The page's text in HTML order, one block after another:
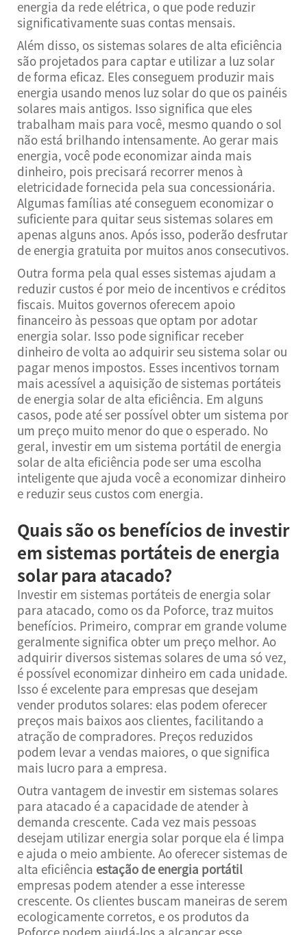
energia da rede elétrica, o que pode reduzir
significativamente suas contas mensais.
Além disso, os sistemas solares de alta eficiência
são projetados para captar e utilizar a luz solar
de forma eficaz. Eles conseguem produzir mais
energia usando menos luz solar do que os painéis
solares mais antigos. Isso significa que eles
trabalham mais para você, mesmo quando o sol
não está brilhando intensamente. Ao gerar mais
energia, você pode economizar ainda mais
dinheiro, pois precisará recorrer menos à
eletricidade fornecida pela sua concessionária.
Algumas famílias até conseguem economizar o
suficiente para quitar seus sistemas solares em
apenas alguns anos. Após isso, poderão desfrutar
de energia gratuita por muitos anos consecutivos.
Outra forma pela qual esses sistemas ajudam a
reduzir custos é por meio de incentivos e créditos
fiscais. Muitos governos oferecem apoio
financeiro às pessoas que optam por adotar
energia solar. Isso pode significar receber
dinheiro de volta ao adquirir seu sistema solar ou
pagar menos impostos. Esses incentivos tornam
mais acessível a aquisição de sistemas portáteis
de energia solar de alta eficiência. Em alguns
casos, pode até ser possível obter um sistema por
um preço muito menor do que o esperado. No
geral, investir em um sistema portátil de energia
solar de alta eficiência pode ser uma escolha
inteligente que ajuda você a economizar dinheiro
e reduzir seus custos com energia.
Quais são os benefícios de investir
em sistemas portáteis de energia
solar para atacado?
Investir em sistemas portáteis de energia solar
para atacado, como os da Poforce, traz muitos
benefícios. Primeiro, comprar em grande volume
geralmente significa obter um preço melhor. Ao
adquirir diversos sistemas solares de uma só vez,
é possível economizar dinheiro em cada unidade.
Isso é excelente para empresas que desejam
vender produtos solares: elas podem oferecer
preços mais baixos aos clientes, facilitando a
atração de compradores. Preços reduzidos
podem levar a vendas maiores, o que significa
mais lucro para a empresa.
Outra vantagem de investir em sistemas solares
para atacado é a capacidade de atender à
demanda crescente. Cada vez mais pessoas
desejam utilizar energia solar porque ela é limpa
e ajuda o meio ambiente. Ao oferecer sistemas de
alta eficiência estação de energia portátil
empresas podem atender a esse interesse
crescente. Os clientes buscam maneiras de serem
ecologicamente corretos, e os produtos da